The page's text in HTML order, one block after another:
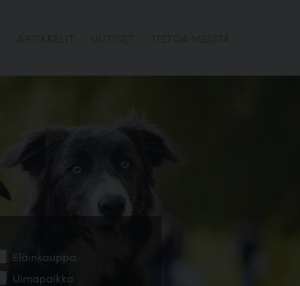
ARTIKKELIT UUTISET TIETOA MEISTÄ
Eläinkauppa
Uimapaikka